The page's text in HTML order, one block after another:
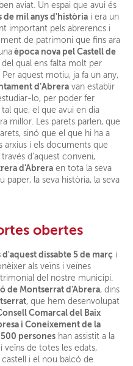
aviat. Un espai que avui és
de mil anys d’història i era un
important pels abrerencs i
de patrimoni que fins ara
època nova pel Castell de
qual ens falta molt per
aquest motiu, ja fa un any,
d’Abrera van establir
lo, per poder fer
tal que, el que avui en dia
millor. Les parets parlen, que
sinó que el que hi ha a
arxius i els documents que
d’aquest conveni,
d'Abrera en tota la seva
la seva història, la seva
obertes
dissabte 5 de març i
als veïns i veïnes
del nostre municipi.
de Montserrat d'Abrera, dins
, que hem desenvolupat
Comarcal del Baix
i Coneixement de la
500 persones han assistit a la
veïns de totes les edats,
i el nou balcó de